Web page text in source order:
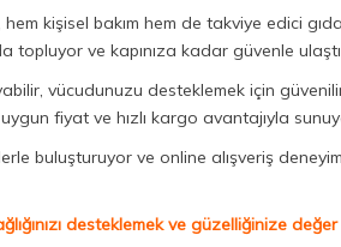
kişisel bakım hem de takviye edici
topluyor ve kapınıza kadar güvenle
vücudunuzu desteklemek için
fiyat ve hızlı kargo avantajıyla
buluşturuyor ve online alışveriş
desteklemek ve güzelliğinize